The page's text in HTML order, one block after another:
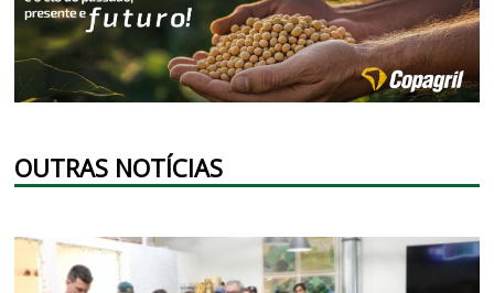
OUTRAS NOTÍCIAS